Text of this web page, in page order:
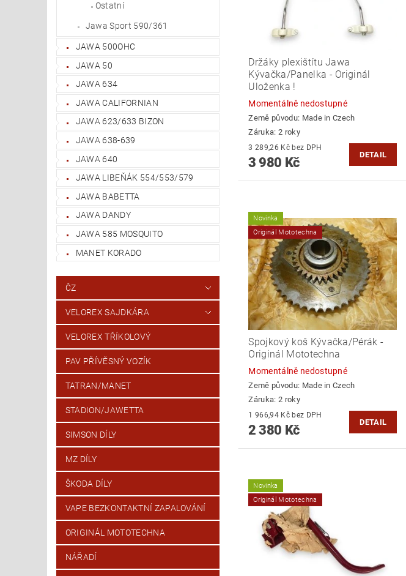
Ostatní
Jawa Sport 590/361
JAWA 500OHC
JAWA 50
JAWA 634
JAWA CALIFORNIAN
JAWA 623/633 BIZON
JAWA 638-639
JAWA 640
JAWA LIBEŇÁK 554/553/579
JAWA BABETTA
JAWA DANDY
JAWA 585 MOSQUITO
MANET KORADO
ČZ
VELOREX SAJDKÁRA
VELOREX TŘÍKOLOVÝ
PAV PŘÍVĚSNÝ VOZÍK
TATRAN/MANET
STADION/JAWETTA
SIMSON DÍLY
MZ DÍLY
ŠKODA DÍLY
VAPE BEZKONTAKTNÍ ZAPALOVÁNÍ
ORIGINÁL MOTOTECHNA
NÁŘADÍ
Držáky plexištítu Jawa
Kývačka/Panelka - Originál
Uloženka !
Momentálně nedostupné
Země původu: Made in Czech
Záruka: 2 roky
3 289,26 Kč bez DPH
3 980 Kč
DETAIL
Novinka
Originál Mototechna
Spojkový koš Kývačka/Pérák -
Originál Mototechna
Momentálně nedostupné
Země původu: Made in Czech
Záruka: 2 roky
1 966,94 Kč bez DPH
2 380 Kč
DETAIL
Novinka
Originál Mototechna